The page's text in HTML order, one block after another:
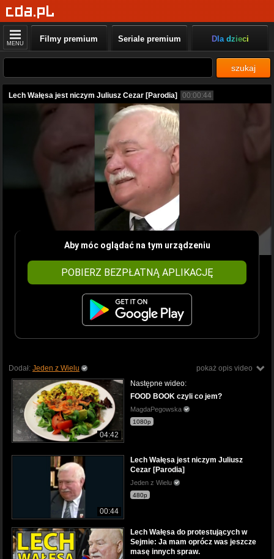
MENU Filmy premium Seriale premium Dla dzieci
szukaj
Lech Wałęsa jest niczym Juliusz Cezar [Parodia] 00:00:44
Aby móc oglądać na tym urządzeniu
POBIERZ BEZPŁATNĄ APLIKACJĘ
pokaż opis video
Dodał: Jeden z Wielu
04:42
Następne wideo:
FOOD BOOK czyli co jem?
MagdaPegowska
1080p
00:44
Lech Wałęsa jest niczym Juliusz
Cezar [Parodia]
Jeden z Wielu
480p
Lech Wałęsa do protestujących w
Sejmie: Ja mam oprócz was jeszcze
masę innych spraw.